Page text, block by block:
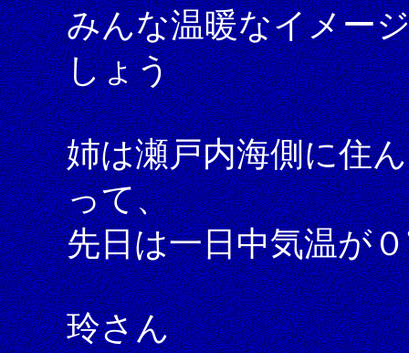
みんな温暖なイメー
しょう
姉は瀬戸内海側に住
って、
先日は一日中気温
玲さん